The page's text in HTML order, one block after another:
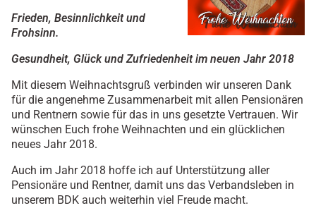
Frieden, Besinnlichkeit und
Frohsinn.
Gesundheit, Glück und Zufriedenheit im neuen Jahr 2018
Mit diesem Weihnachtsgruß verbinden wir unseren Dank
für die angenehme Zusammenarbeit mit allen Pensionären
und Rentnern sowie für das in uns gesetzte Vertrauen. Wir
wünschen Euch frohe Weihnachten und ein glücklichen
neues Jahr 2018.
Auch im Jahr 2018 hoffe ich auf Unterstützung aller
Pensionäre und Rentner, damit uns das Verbandsleben in
unserem BDK auch weiterhin viel Freude macht.